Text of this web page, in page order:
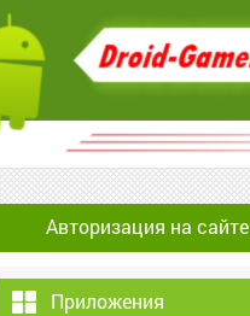
Авторизация на сайте
Приложения